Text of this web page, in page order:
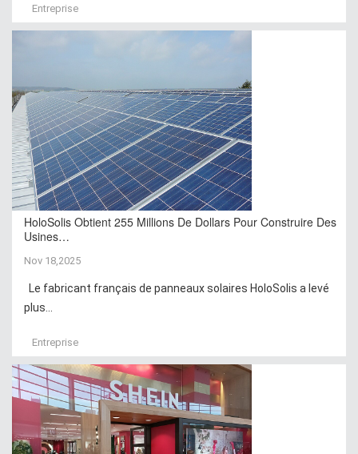
Entreprise
HoloSolis Obtient 255 Millions De Dollars Pour Construire Des
Usines…
Nov 18,2025
Le fabricant français de panneaux solaires HoloSolis a levé
plus...
Entreprise